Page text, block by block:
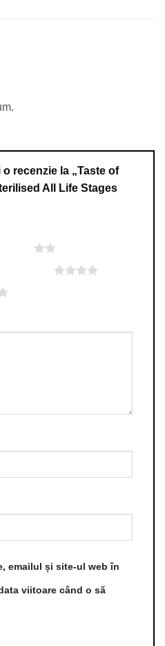
recenzie la „Taste of
All Life Stages
emailul și site-ul web în
viitoare când o să